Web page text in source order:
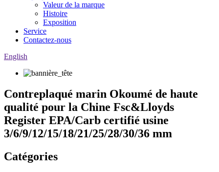
Valeur de la marque
Histoire
Exposition
Service
Contactez-nous
English
Contreplaqué marin Okoumé de haute
qualité pour la Chine Fsc&Lloyds
Register EPA/Carb certifié usine
3/6/9/12/15/18/21/25/28/30/36 mm
Catégories